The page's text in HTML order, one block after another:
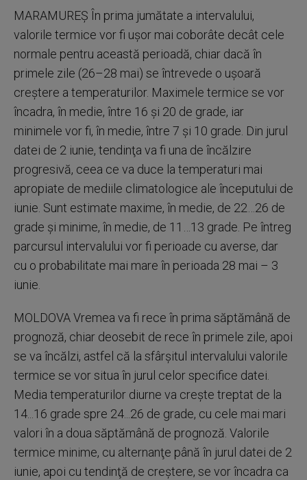
MARAMUREŞ În prima jumătate a intervalului,
valorile termice vor fi uşor mai coborâte decât cele
normale pentru această perioadă, chiar dacă în
primele zile (26–28 mai) se întrevede o uşoară
creştere a temperaturilor. Maximele termice se vor
încadra, în medie, între 16 şi 20 de grade, iar
minimele vor fi, în medie, între 7 şi 10 grade. Din jurul
datei de 2 iunie, tendinţa va fi una de încălzire
progresivă, ceea ce va duce la temperaturi mai
apropiate de mediile climatologice ale începutului de
iunie. Sunt estimate maxime, în medie, de 22…26 de
grade şi minime, în medie, de 11…13 grade. Pe întreg
parcursul intervalului vor fi perioade cu averse, dar
cu o probabilitate mai mare în perioada 28 mai – 3
iunie.
MOLDOVA Vremea va fi rece în prima săptămână de
prognoză, chiar deosebit de rece în primele zile, apoi
se va încălzi, astfel că la sfârşitul intervalului valorile
termice se vor situa în jurul celor specifice datei.
Media temperaturilor diurne va creşte treptat de la
14...16 grade spre 24...26 de grade, cu cele mai mari
valori în a doua săptămână de prognoză. Valorile
termice minime, cu alternanţe până în jurul datei de 2
iunie, apoi cu tendinţă de creştere, se vor încadra ca